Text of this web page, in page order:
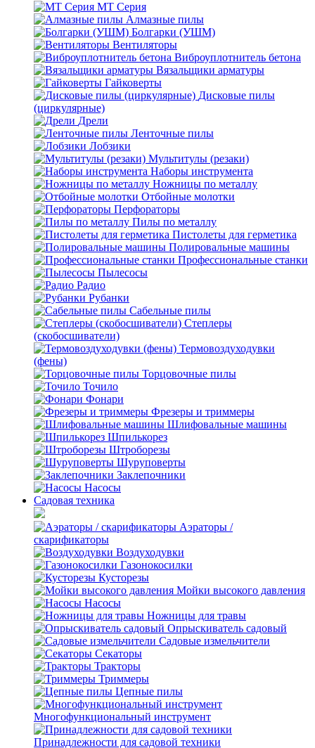
MT Серия
Алмазные пилы
Болгарки (УШМ)
Вентиляторы
Виброуплотнитель бетона
Вязальщики арматуры
Гайковерты
Дисковые пилы
(циркулярные)
Дрели
Ленточные пилы
Лобзики
Мультитулы (резаки)
Наборы инструмента
Ножницы по металлу
Отбойные молотки
Перфораторы
Пилы по металлу
Пистолеты для герметика
Полировальные машины
Профессиональные станки
Пылесосы
Радио
Рубанки
Сабельные пилы
Степлеры
(скобосшиватели)
Термовоздуходувки
(фены)
Торцовочные пилы
Точило
Фонари
Фрезеры и триммеры
Шлифовальные машины
Шпилькорез
Штроборезы
Шуруповерты
Заклепочники
Насосы
Садовая техника
Аэраторы /
скарификаторы
Воздуходувки
Газонокосилки
Кусторезы
Мойки высокого давления
Насосы
Ножницы для травы
Опрыскиватель садовый
Садовые измельчители
Секаторы
Тракторы
Триммеры
Цепные пилы
Многофункциональный инструмент
Принадлежности для садовой техники